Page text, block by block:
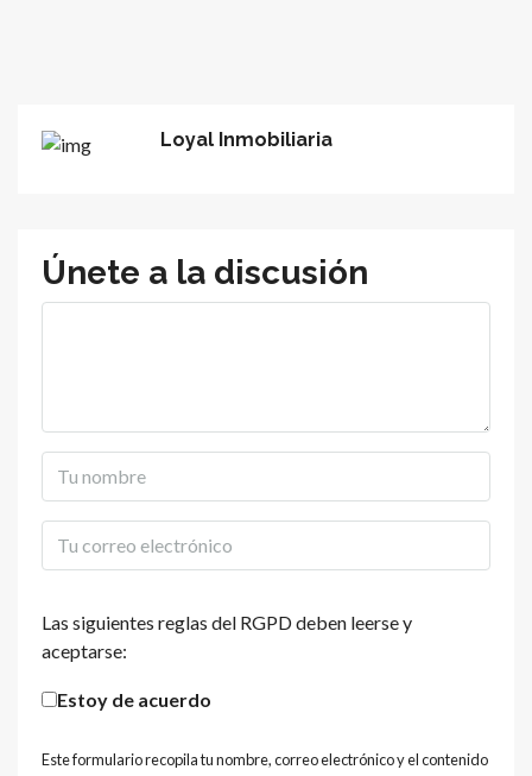
Loyal Inmobiliaria
Únete a la discusión
Las siguientes reglas del RGPD deben leerse y
aceptarse:
Estoy de acuerdo
Este formulario recopila tu nombre, correo electrónico y el contenido